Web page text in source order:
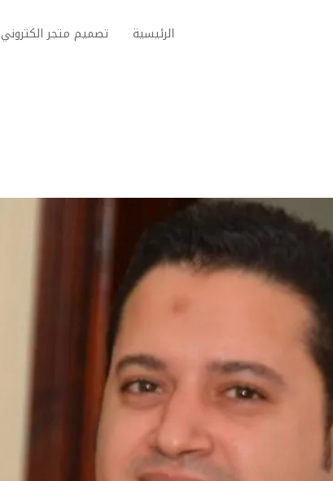
الرئيسية تصميم متجر الكتروني